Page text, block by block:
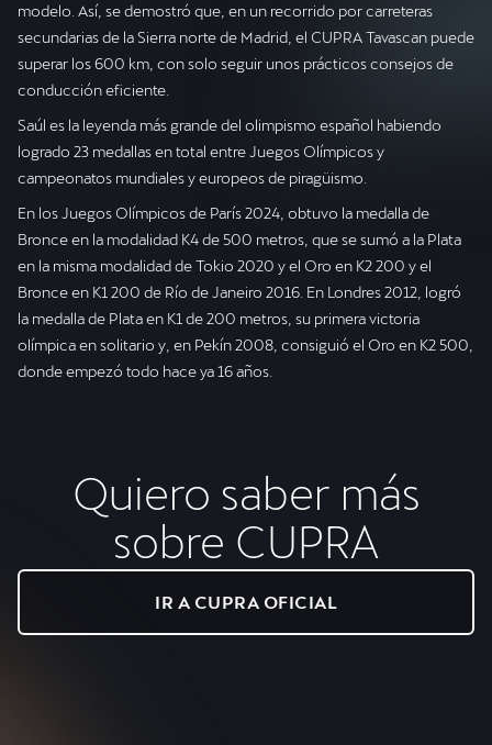
modelo. Así, se demostró que, en un recorrido por carreteras
secundarias de la Sierra norte de Madrid, el CUPRA Tavascan puede
superar los 600 km, con solo seguir unos prácticos consejos de
conducción eficiente.
Saúl es la leyenda más grande del olimpismo español habiendo
logrado 23 medallas en total entre Juegos Olímpicos y
campeonatos mundiales y europeos de piragüismo.
En los Juegos Olímpicos de París 2024, obtuvo la medalla de
Bronce en la modalidad K4 de 500 metros, que se sumó a la Plata
en la misma modalidad de Tokio 2020 y el Oro en K2 200 y el
Bronce en K1 200 de Río de Janeiro 2016. En Londres 2012, logró
la medalla de Plata en K1 de 200 metros, su primera victoria
olímpica en solitario y, en Pekín 2008, consiguió el Oro en K2 500,
donde empezó todo hace ya 16 años.
Quiero saber más
sobre CUPRA
IR A CUPRA OFICIAL